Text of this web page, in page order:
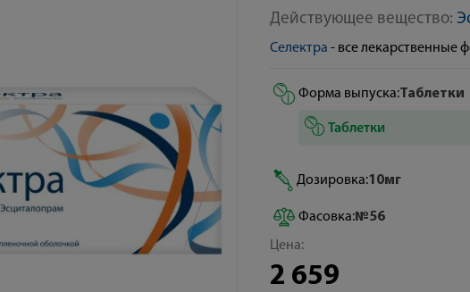
Действующее вещество:
Селектра - все лекарственные
Форма выпуска:Таблетки
Таблетки
Дозировка:10мг
Фасовка:№56
Цена:
2 659